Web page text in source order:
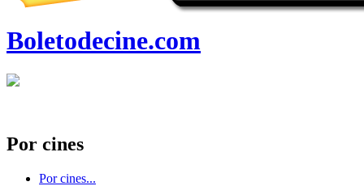
Boletodecine.com
Por cines
Por cines...